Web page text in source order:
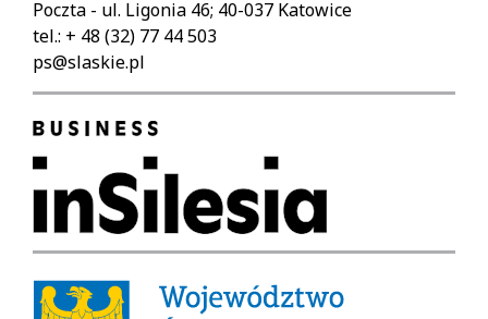
Poczta - ul. Ligonia 46; 40-037 Katowice
tel.: + 48 (32) 77 44 503
ps@slaskie.pl